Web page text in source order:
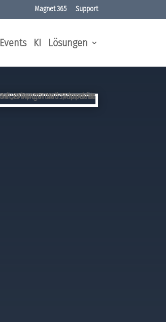
Magnet 365 Support
Events KI Lösungen